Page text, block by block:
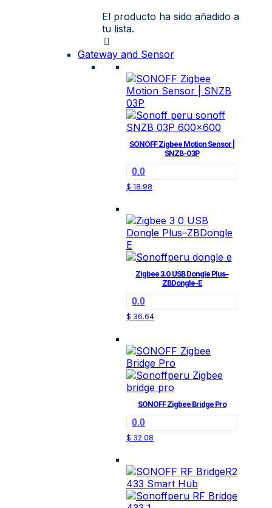
El producto ha sido añadido a
tu lista.
Gateway and Sensor
SONOFF Zigbee Motion Sensor |
SNZB-03P
0.0
$ 18.98
Zigbee 3.0 USB Dongle Plus–
ZBDongle-E
0.0
$ 36.64
SONOFF Zigbee Bridge Pro
0.0
$ 32.08